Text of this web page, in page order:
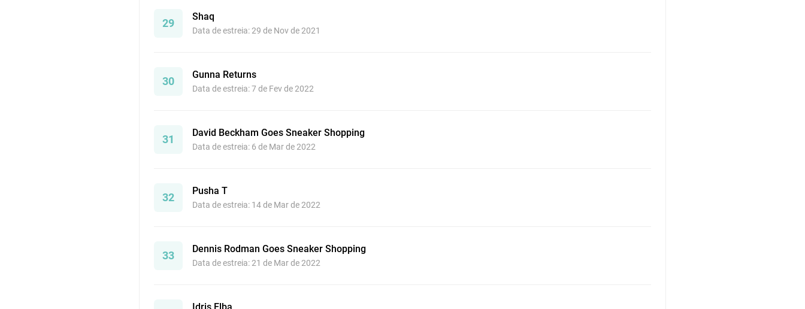
29
Shaq
Data de estreia: 29 de Nov de 2021
30
Gunna Returns
Data de estreia: 7 de Fev de 2022
31
David Beckham Goes Sneaker Shopping
Data de estreia: 6 de Mar de 2022
32
Pusha T
Data de estreia: 14 de Mar de 2022
33
Dennis Rodman Goes Sneaker Shopping
Data de estreia: 21 de Mar de 2022